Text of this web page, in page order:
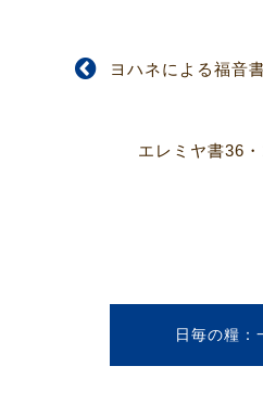
ヨハネによる福音
エレミヤ書36
日毎の糧